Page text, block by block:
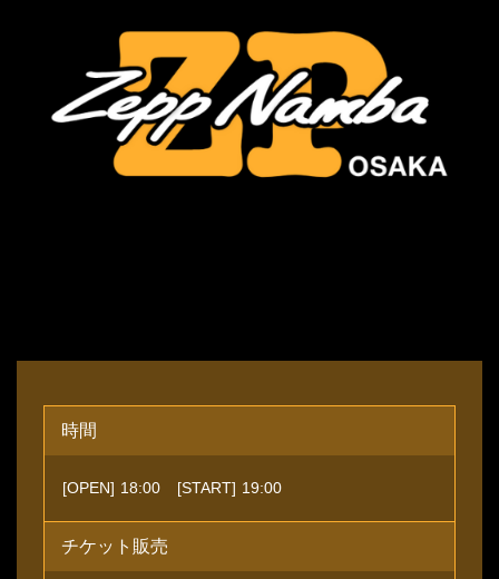
時間
[OPEN] 18:00 [START] 19:00
チケット販売